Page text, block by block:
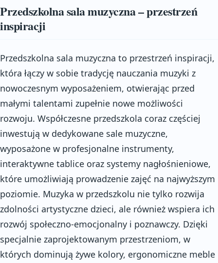
Przedszkolna sala muzyczna – przestrzeń
inspiracji
Przedszkolna sala muzyczna to przestrzeń inspiracji,
która łączy w sobie tradycję nauczania muzyki z
nowoczesnym wyposażeniem, otwierając przed
małymi talentami zupełnie nowe możliwości
rozwoju. Współczesne przedszkola coraz częściej
inwestują w dedykowane sale muzyczne,
wyposażone w profesjonalne instrumenty,
interaktywne tablice oraz systemy nagłośnieniowe,
które umożliwiają prowadzenie zajęć na najwyższym
poziomie. Muzyka w przedszkolu nie tylko rozwija
zdolności artystyczne dzieci, ale również wspiera ich
rozwój społeczno-emocjonalny i poznawczy. Dzięki
specjalnie zaprojektowanym przestrzeniom, w
których dominują żywe kolory, ergonomiczne meble